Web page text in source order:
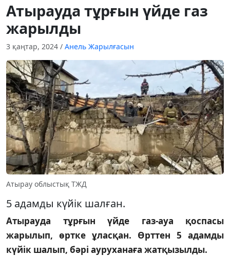
Атырауда тұрғын үйде газ
жарылды
3 қаңтар, 2024 / Анель Жарылғасын
Атырау облыстық ТЖД
5 адамды күйік шалған.
Атырауда тұрғын үйде газ-ауа қоспасы
жарылып, өртке ұласқан. Өрттен 5 адамды
күйік шалып, бәрі ауруханаға жатқызылды.